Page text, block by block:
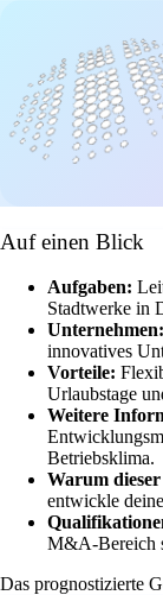
Auf einen Blick
Aufgaben:
Stadtwerke in
Unternehmen:
innovatives
Vorteile:
Urlaubstage
Weitere
Betriebsklima.
Warum
entwickle
M&A-Bereich
Das prognostizierte